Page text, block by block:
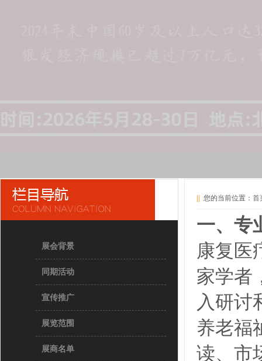
展会背景
同期活动
宣传推广
展览范围
展商名单
您的当前位置： 首
一、专
康复医
家学者
入研讨
养老福
读、市